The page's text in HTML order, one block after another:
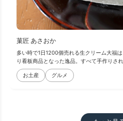
菓匠 あさおか
多い時で1日1200個売れる生クリーム大福
り看板商品となった逸品。すべて手作りさ
お土産 グルメ